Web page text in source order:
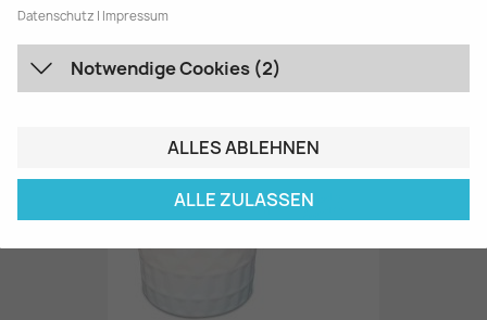
Datenschutz Impressum
Notwendige Cookies (2)
ALLES ABLEHNEN
ALLE ZULASSEN